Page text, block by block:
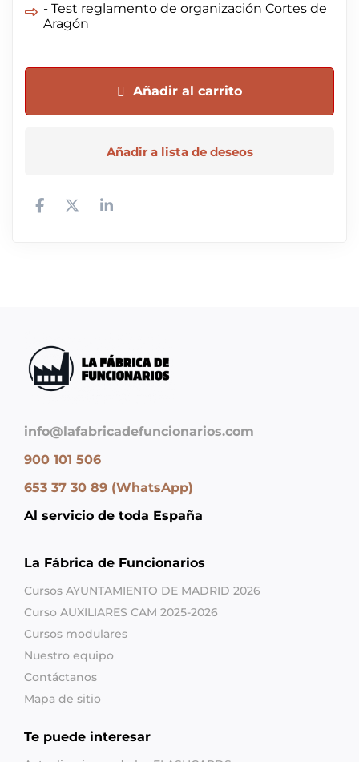
- Test reglamento de organización Cortes de
Aragón
Añadir al carrito
Añadir a lista de deseos
info@lafabricadefuncionarios.com
900 101 506
653 37 30 89 (WhatsApp)
Al servicio de toda España
La Fábrica de Funcionarios
Cursos AYUNTAMIENTO DE MADRID 2026
Curso AUXILIARES CAM 2025-2026
Cursos modulares
Nuestro equipo
Contáctanos
Mapa de sitio
Te puede interesar